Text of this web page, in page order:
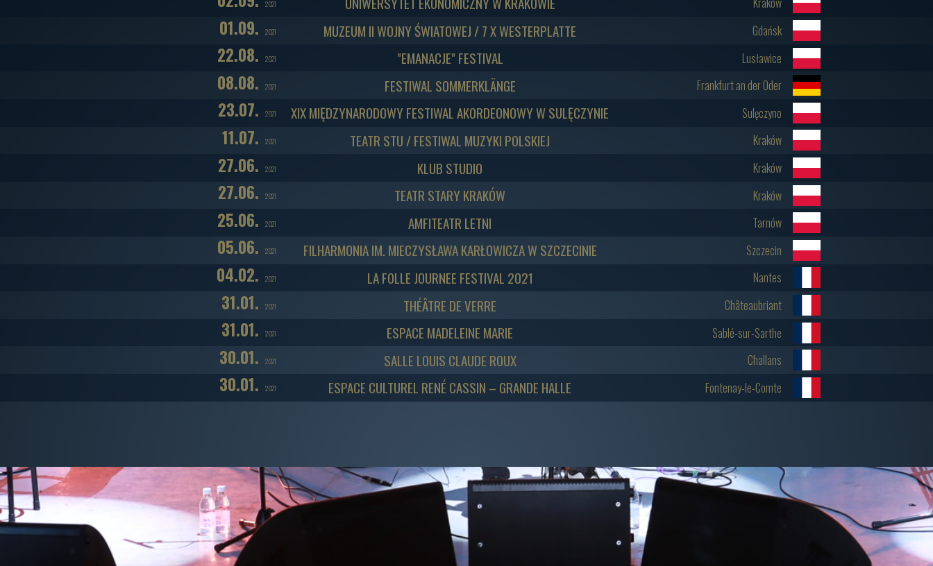
2021
01.09. 2021 Gdańsk
MUZEUM II WOJNY ŚWIATOWEJ / 7 X WESTERPLATTE
22.08. 2021 Lusławice
"EMANACJE" FESTIVAL
08.08. 2021 Frankfurt an der Oder
FESTIWAL SOMMERKLÄNGE
23.07. 2021 Sulęczyno
XIX MIĘDZYNARODOWY FESTIWAL AKORDEONOWY W SULĘCZYNIE
11.07. 2021 Kraków
TEATR STU / FESTIWAL MUZYKI POLSKIEJ
27.06. 2021 Kraków
KLUB STUDIO
27.06. 2021 Kraków
TEATR STARY KRAKÓW
25.06. 2021 Tarnów
AMFITEATR LETNI
05.06. 2021 Szczecin
FILHARMONIA IM. MIECZYSŁAWA KARŁOWICZA W SZCZECINIE
04.02. 2021 Nantes
LA FOLLE JOURNEE FESTIVAL 2021
31.01. 2021 Châteaubriant
THÉÂTRE DE VERRE
31.01. 2021 Sablé-sur-Sarthe
ESPACE MADELEINE MARIE
30.01. 2021 Challans
SALLE LOUIS CLAUDE ROUX
30.01. 2021 Fontenay-le-Comte
ESPACE CULTUREL RENÉ CASSIN – GRANDE HALLE